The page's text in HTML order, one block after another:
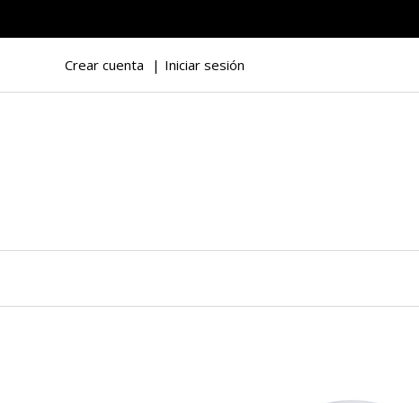
Crear cuenta Iniciar sesión